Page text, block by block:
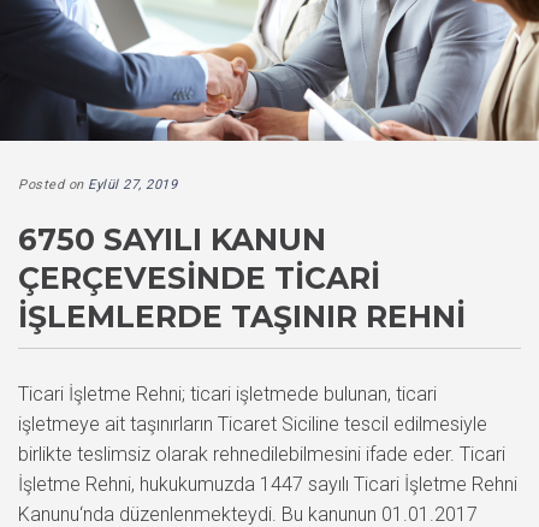
Posted on Eylül 27, 2019
6750 SAYILI KANUN
ÇERÇEVESINDE TICARI
İŞLEMLERDE TAŞINIR REHNI
Ticari İşletme Rehni; ticari işletmede bulunan, ticari
işletmeye ait taşınırların Ticaret Siciline tescil edilmesiyle
birlikte teslimsiz olarak rehnedilebilmesini ifade eder. Ticari
İşletme Rehni, hukukumuzda 1447 sayılı Ticari İşletme Rehni
Kanunu‘nda düzenlenmekteydi. Bu kanunun 01.01.2017